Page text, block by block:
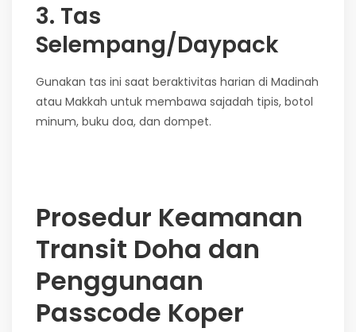
3. Tas
Selempang/Daypack
Gunakan tas ini saat beraktivitas harian di Madinah
atau Makkah untuk membawa sajadah tipis, botol
minum, buku doa, dan dompet.
Prosedur Keamanan
Transit Doha dan
Penggunaan
Passcode Koper